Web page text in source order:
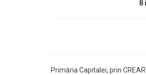
8
Primăria Capitalei, prin